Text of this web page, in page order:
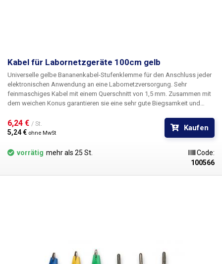
Kabel für Labornetzgeräte 100cm gelb
Universelle gelbe Bananenkabel-Stufenklemme für den Anschluss jeder
elektronischen Anwendung an eine Labornetzversorgung. Sehr
feinmaschiges Kabel mit einem Querschnitt von 1,5 mm. Zusammen mit
dem weichen Konus garantieren sie eine sehr gute Biegsamkeit und
Kabel mit Bananen ineinander gesteckt werden, um Knoten im
Stromkreis zu bilden. Erhältlich in mehreren Farben zur
6,24 € / St.
5,24 € ohne MwSt
Kaufen
vorrätig mehr als 25 St.
Code:
100566